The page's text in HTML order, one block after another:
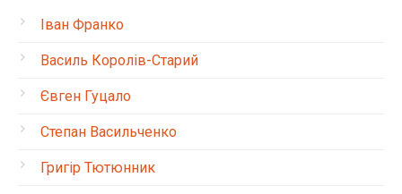
Іван Франко
Василь Королів-Старий
Євген Гуцало
Степан Васильченко
Григір Тютюнник